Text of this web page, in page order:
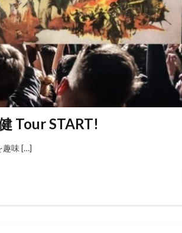
Tour START!
趣味 […]